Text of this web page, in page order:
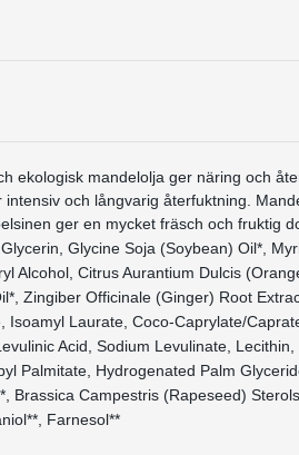
ekologisk mandelolja ger näring och
och långvarig återfuktning.
ger en mycket fräsch och fruktig
Glycine Soja (Soybean) Oil*,
Alcohol, Citrus Aurantium Dulcis
Zingiber Officinale (Ginger) Root
Isoamyl Laurate, Coco-Caprylate/
Acid, Sodium Levulinate,
Palmitate, Hydrogenated Palm
Brassica Campestris (Rapeseed)
Farnesol**